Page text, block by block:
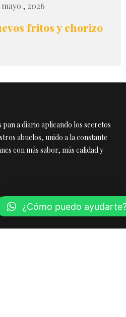
mayo , 2026
fritos y chorizo
a diario aplicando los secretos
abuelos, unido a la constante
con más sabor, más calidad y
¿Cómo puedo